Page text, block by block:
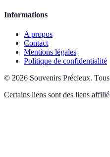
Informations
A propos
Contact
Mentions légales
Politique de confidentialité
© 2026 Souvenirs Précieux.
Certains liens sont des liens